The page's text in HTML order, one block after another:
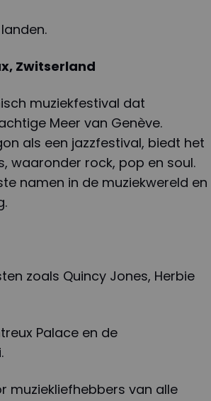
Zwitserland
muziekfestival dat
Meer van Genève.
als een jazzfestival, biedt het
waaronder rock, pop en soul.
namen in de muziekwereld en
zoals Quincy Jones, Herbie
Palace en de
muziekliefhebbers van alle